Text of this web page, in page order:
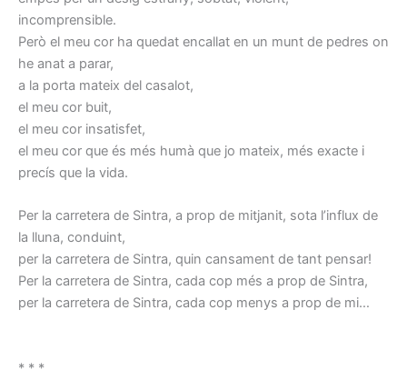
incomprensible.
Però el meu cor ha quedat encallat en un munt de pedres on
he anat a parar,
a la porta mateix del casalot,
el meu cor buit,
el meu cor insatisfet,
el meu cor que és més humà que jo mateix, més exacte i
precís que la vida.
Per la carretera de Sintra, a prop de mitjanit, sota l’influx de
la lluna, conduint,
per la carretera de Sintra, quin cansament de tant pensar!
Per la carretera de Sintra, cada cop més a prop de Sintra,
per la carretera de Sintra, cada cop menys a prop de mi…
* * *